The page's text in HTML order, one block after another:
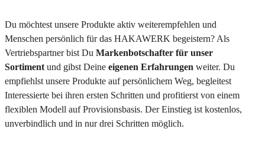
Du möchtest unsere Produkte aktiv weiterempfehlen und
Menschen persönlich für das HAKAWERK begeistern? Als
Vertriebspartner bist Du Markenbotschafter für unser
Sortiment und gibst Deine eigenen Erfahrungen weiter. Du
empfiehlst unsere Produkte auf persönlichem Weg, begleitest
Interessierte bei ihren ersten Schritten und profitierst von einem
flexiblen Modell auf Provisionsbasis. Der Einstieg ist kostenlos,
unverbindlich und in nur drei Schritten möglich.